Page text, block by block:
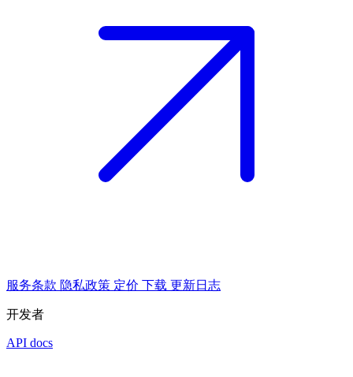
服务条款 隐私政策 定价 下载 更新日志
开发者
API docs